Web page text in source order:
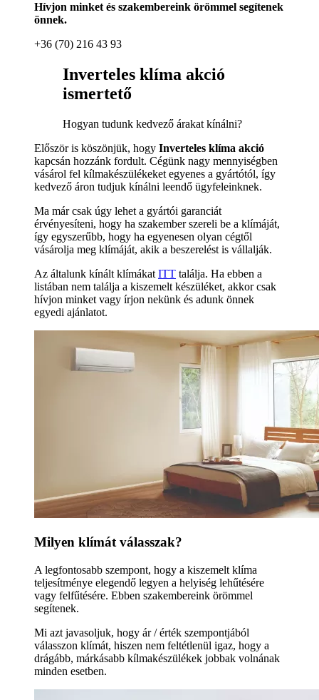
Hívjon minket és szakembereink örömmel segítenek
önnek.
+36 (70) 216 43 93
Inverteles klíma akció
ismertető
Hogyan tudunk kedvező árakat kínálni?
Először is köszönjük, hogy Inverteles klíma akció
kapcsán hozzánk fordult. Cégünk nagy mennyiségben
vásárol fel kílmakészülékeket egyenes a gyártótól, így
kedvező áron tudjuk kínálni leendő ügyfeleinknek.
Ma már csak úgy lehet a gyártói garanciát
érvényesíteni, hogy ha szakember szereli be a klímáját,
így egyszerűbb, hogy ha egyenesen olyan cégtől
vásárolja meg klímáját, akik a beszerelést is vállalják.
Az általunk kínált klímákat ITT találja. Ha ebben a
listában nem találja a kiszemelt készüléket, akkor csak
hívjon minket vagy írjon nekünk és adunk önnek
egyedi ajánlatot.
Milyen klímát válasszak?
A legfontosabb szempont, hogy a kiszemelt klíma
teljesítménye elegendő legyen a helyiség lehűtésére
vagy felfűtésére. Ebben szakembereink örömmel
segítenek.
Mi azt javasoljuk, hogy ár / érték szempontjából
válasszon klímát, hiszen nem feltétlenül igaz, hogy a
drágább, márkásabb kílmakészülékek jobbak volnának
minden esetben.